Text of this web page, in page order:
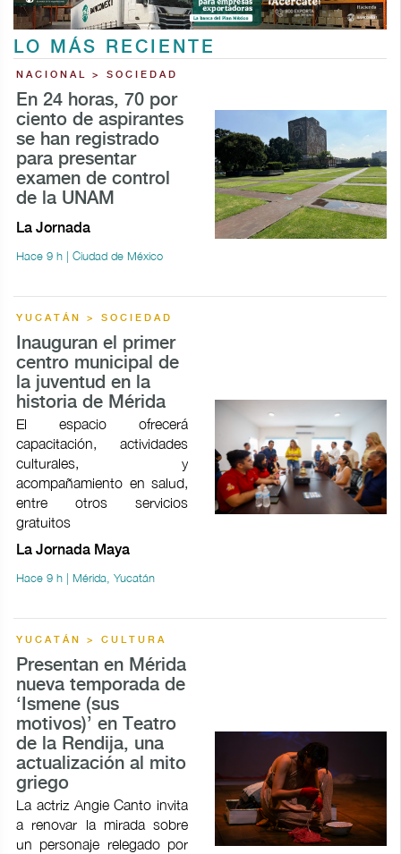
LO MÁS RECIENTE
NACIONAL > SOCIEDAD
En 24 horas, 70 por
ciento de aspirantes
se han registrado
para presentar
examen de control
de la UNAM
La Jornada
Hace 9 h | Ciudad de México
YUCATÁN > SOCIEDAD
Inauguran el primer
centro municipal de
la juventud en la
historia de Mérida
El espacio ofrecerá
capacitación, actividades
culturales, y
acompañamiento en salud,
entre otros servicios
gratuitos
La Jornada Maya
Hace 9 h | Mérida, Yucatán
YUCATÁN > CULTURA
Presentan en Mérida
nueva temporada de
‘Ismene (sus
motivos)’ en Teatro
de la Rendija, una
actualización al mito
griego
La actriz Angie Canto invita
a renovar la mirada sobre
un personaje relegado por